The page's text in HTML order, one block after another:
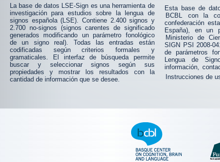
La base de datos LSE-Sign es una herramienta de
investigación para estudios sobre la lengua de
signos española (LSE). Contiene 2.400 signos y
2.700 no-signos (signos carentes de significado
generados modificando un parámetro fonológico
de un signo real). Todas las entradas están
codificadas según criterios formales y
gramaticales. El interfaz de búsqueda permite
buscar y seleccionar signos según sus
propiedades y mostrar los resultados con la
cantidad de información que se desee.
Esta base de
BCBL
con la
confederación
España), en un
Ministerio de
SIGN PSI 2008-
de parámetros
Lengua de
información,
Instrucciones de